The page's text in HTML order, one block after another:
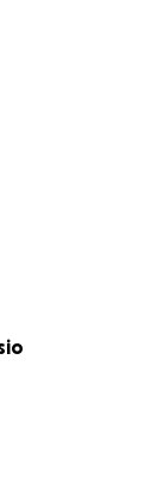
us? For